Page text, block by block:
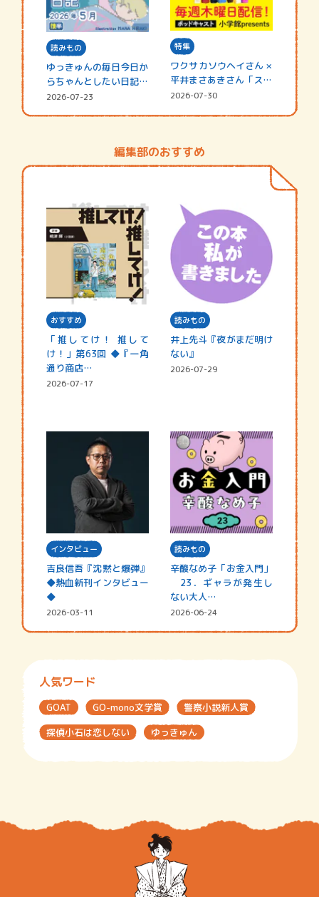
読みもの
ゆっきゅんの毎日今日か
らちゃんとしたい日記
☆202…
2026-07-23
特集
ワクサカソウヘイさん ×
平井まさあきさん「スペ
シャ…
2026-07-30
編集部のおすすめ
おすすめ
「推してけ！ 推して
け！」第63回 ◆『一角
通り商店…
2026-07-17
読みもの
井上先斗『夜がまだ明け
ない』
2026-07-29
インタビュー
吉良信吾『沈黙と爆弾』
◆熱血新刊インタビュー
◆
2026-03-11
読みもの
辛酸なめ子「お金入門」
23．ギャラが発生し
ない大人…
2026-06-24
人気ワード
GOAT GO-mono文学賞
警察小説新人賞
探偵小石は恋しない
ゆっきゅん